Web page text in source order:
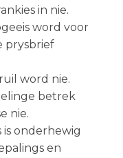
in nie.
word voor
prysbrief
word nie.
betrek
nie.
is onderhewig
en